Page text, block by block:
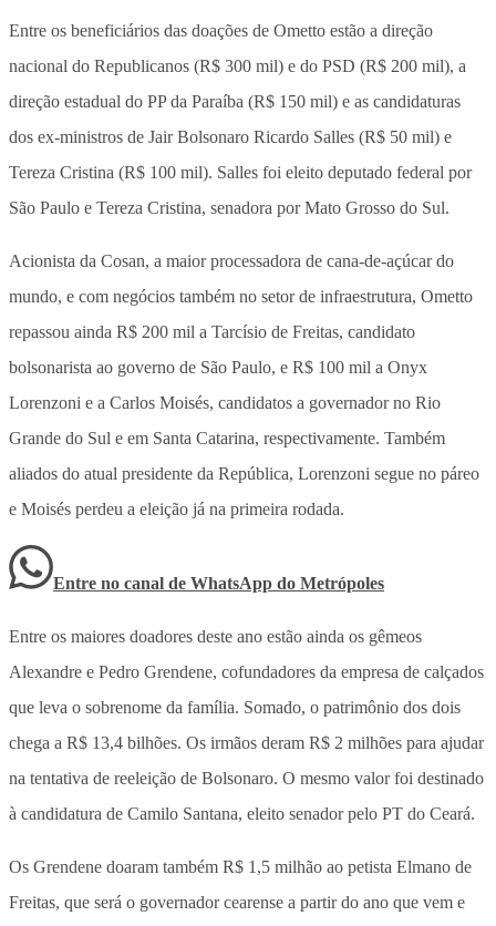
Entre os beneficiários das doações de Ometto estão a direção
nacional do Republicanos (R$ 300 mil) e do PSD (R$ 200 mil), a
direção estadual do PP da Paraíba (R$ 150 mil) e as candidaturas
dos ex-ministros de Jair Bolsonaro Ricardo Salles (R$ 50 mil) e
Tereza Cristina (R$ 100 mil). Salles foi eleito deputado federal por
São Paulo e Tereza Cristina, senadora por Mato Grosso do Sul.
Acionista da Cosan, a maior processadora de cana-de-açúcar do
mundo, e com negócios também no setor de infraestrutura, Ometto
repassou ainda R$ 200 mil a Tarcísio de Freitas, candidato
bolsonarista ao governo de São Paulo, e R$ 100 mil a Onyx
Lorenzoni e a Carlos Moisés, candidatos a governador no Rio
Grande do Sul e em Santa Catarina, respectivamente. Também
aliados do atual presidente da República, Lorenzoni segue no páreo
e Moisés perdeu a eleição já na primeira rodada.
Entre no canal de WhatsApp do Metrópoles
Entre os maiores doadores deste ano estão ainda os gêmeos
Alexandre e Pedro Grendene, cofundadores da empresa de calçados
que leva o sobrenome da família. Somado, o patrimônio dos dois
chega a R$ 13,4 bilhões. Os irmãos deram R$ 2 milhões para ajudar
na tentativa de reeleição de Bolsonaro. O mesmo valor foi destinado
à candidatura de Camilo Santana, eleito senador pelo PT do Ceará.
Os Grendene doaram também R$ 1,5 milhão ao petista Elmano de
Freitas, que será o governador cearense a partir do ano que vem e